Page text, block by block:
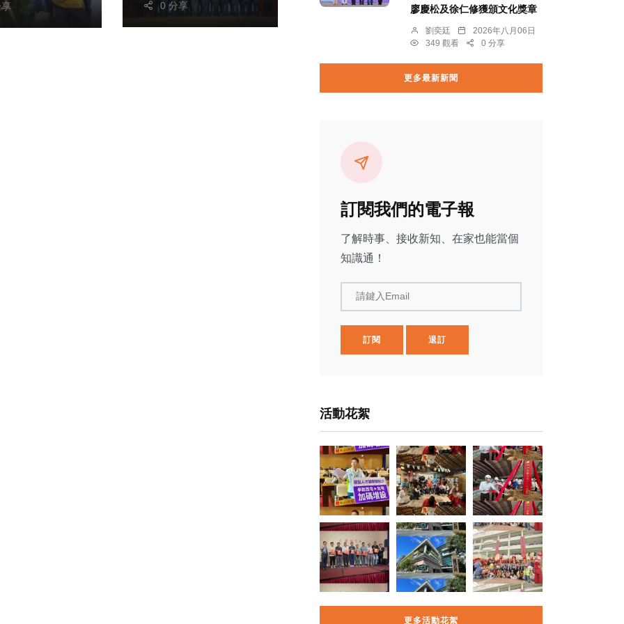
0 分享 廖慶松及徐仁修獲頒文化獎章
劉奕廷
2026年八月06日
349 觀看
0 分享
更多最新新聞
訂閱我們的電子報
了解時事、接收新知、在家也能當個
知識通！
請鍵入Email
訂閱 退訂
活動花絮
更多活動花絮